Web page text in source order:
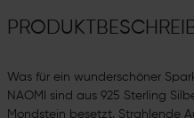
Was für ein wunderschöner
NAOMI sind aus 925 Sterling
Mondstein besetzt. Strahlende